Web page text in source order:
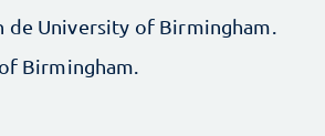
de University of Birmingham.
Birmingham.